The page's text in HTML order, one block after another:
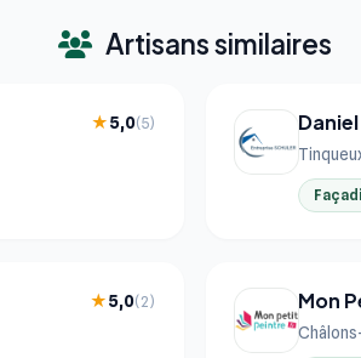
Artisans similaires
★5,0(5)
★5,0(2) Mon